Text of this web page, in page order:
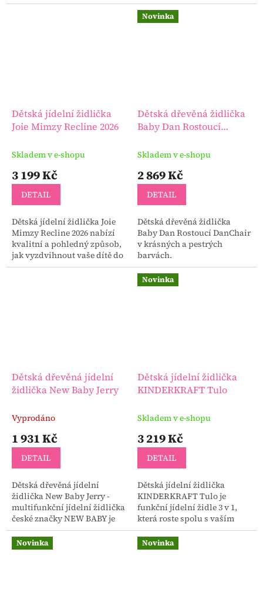
udržitelných zdrojů, je
způsobů využití a která
zvládne stolování i hraní s
dětmi od narození...
Dětská jídelní židlička
Joie Mimzy Recline 2026
Skladem v e-shopu
3 199 Kč
DETAIL
Dětská jídelní židlička Joie
Mimzy Recline 2026 nabízí
kvalitní a pohledný způsob,
jak vyzdvihnout vaše dítě do
centra dění při rodinném
Novinka
Dětská dřevěná židlička
Baby Dan Rostoucí
Skladem v e-shopu
2 869 Kč
DETAIL
Dětská dřevěná židlička
Baby Dan Rostoucí DanChair
v krásných a pestrých
barvách.
Dětská dřevěná jídelní
židlička New Baby Jerry
Vyprodáno
1 931 Kč
DETAIL
Dětská dřevěná jídelní
židlička New Baby Jerry -
multifunkční jídelní židlička
české značky NEW BABY je
navržena s maximálním
důrazem na bezpečnost a
kvalitu.
Novinka
Dětská jídelní židlička
KINDERKRAFT Tulo
Skladem v e-shopu
3 219 Kč
DETAIL
Dětská jídelní židlička
KINDERKRAFT Tulo je
funkční jídelní židle 3 v 1,
která roste spolu s vaším
dítětem – od prvních jídel až
do předškolního věku. Dá se
používat od...
Novinka Novinka